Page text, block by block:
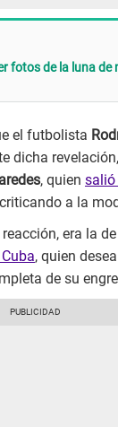
fotos de la luna de
el futbolista
dicha
, quien salió
a la
era la
, quien
de su